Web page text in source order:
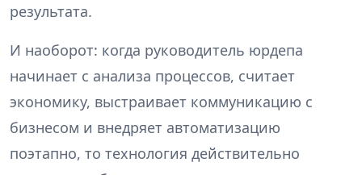
результата.
И наоборот: когда руководитель юрдепа
начинает с анализа процессов, считает
экономику, выстраивает коммуникацию с
бизнесом и внедряет автоматизацию
поэтапно, то технология действительно